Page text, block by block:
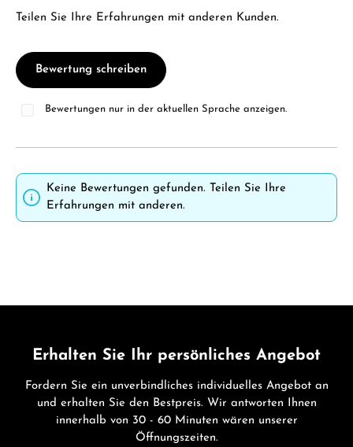
Teilen Sie Ihre Erfahrungen mit anderen Kunden.
Bewertung schreiben
Bewertungen nur in der aktuellen Sprache anzeigen.
Keine Bewertungen gefunden. Teilen Sie Ihre
Erfahrungen mit anderen.
Erhalten Sie Ihr persönliches Angebot
Fordern Sie ein unverbindliches individuelles Angebot an
und erhalten Sie den Bestpreis. Wir antworten Ihnen
innerhalb von 30 - 60 Minuten wären unserer
Öffnungszeiten.